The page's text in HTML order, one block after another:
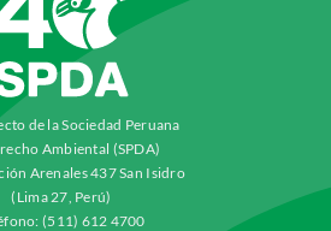
de la Sociedad Peruana
Ambiental (SPDA)
Arenales 437 San Isidro
(Lima 27, Perú)
(511) 612 4700